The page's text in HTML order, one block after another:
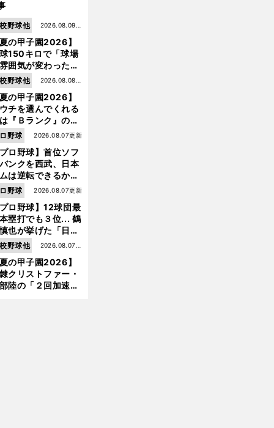
の甲子園2026】
150キロで「球場
囲気が変わった」
ぶり白星を呼ん
分商・平田玲翔の
れぬ才能
2026.08.09更
野球他
の甲子園2026】
チを選んでくれる
『Ｂランク』の選
ち」 八幡商が15
り甲子園をつかん
名門復活"の舞台裏
2026.08.08更
野球他
ロ野球】首位ソフ
ンクを西武、日本
は逆転できるか？
慎也が挙げる終
のキーマン３人
2026.08.07更新
野球
ロ野球】12球団最
塁打でも３位... 鶴
也が挙げた「日本
の誤算」とソフト
ク追撃のカギ
2026.08.07更新
野球
の甲子園2026】
クリストファー・
陸の「２回加速す
2026.08.07更
野球他